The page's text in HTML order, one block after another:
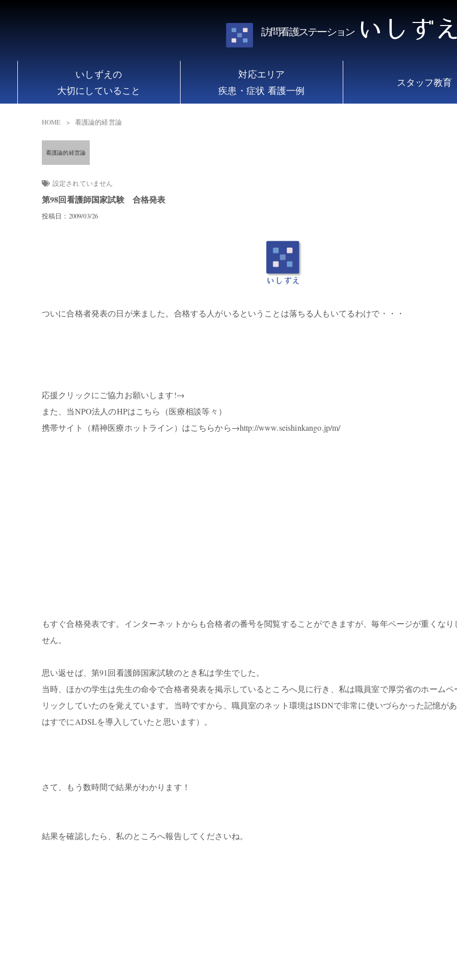
訪問看護ステーション いしず
いしずえの
大切にしていること
対応エリア
疾患・症状 看護一例
スタッフ教育
HOME 看護論的経営論
看護論的経営論
設定されていません
第98回看護師国家試験 合格発表
投稿日：2009/03/26
ついに合格者発表の日が来ました。合格する人がいるということは落ちる人もいてるわけで・・・
応援クリックにご協力お願いします!→
また、当NPO法人のHPはこちら（医療相談等々）
携帯サイト（精神医療ホットライン）はこちらから→http://www.seishinkango.jp/m/
もすぐ合格発表です。インターネットからも合格者の番号を閲覧することができますが、毎年ページが重くなり
せん。
思い返せば、第91回看護師国家試験のとき私は学生でした。
当時、ほかの学生は先生の命令で合格者発表を掲示しているところへ見に行き、私は職員室で厚労省のホームペ
リックしていたのを覚えています。当時ですから、職員室のネット環境はISDNで非常に使いづらかった記憶が
はすでにADSLを導入していたと思います）。
さて、もう数時間で結果がわかります！
結果を確認したら、私のところへ報告してくださいね。